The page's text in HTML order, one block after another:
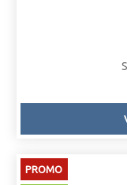
PROMO